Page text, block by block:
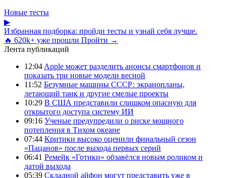
Новые тесты
▶
Избранная подборка: пройди тесты и узнай себя лучше.
🔥 620k+ уже прошли Пройти →
Лента публикаций
12:04 Apple может разделить анонсы смартфонов и
показать три новые модели весной
11:52 Безумные машины СССР: экранопланы,
летающий танк и другие смелые проекты
10:29 В США представили слишком опасную для
открытого доступа систему ИИ
09:16 Ученые предупредили о риске мощного
потепления в Тихом океане
07:44 Критики высоко оценили финальный сезон
«Пацанов» после выхода первых серий
06:41 Ремейк «Готики» обзавёлся новым роликом и
датой выхода
05:39 Складной айфон могут представить уже в